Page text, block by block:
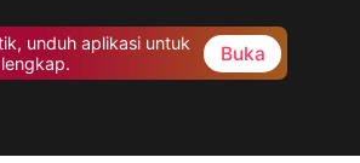
unduh aplikasi untuk
Buka